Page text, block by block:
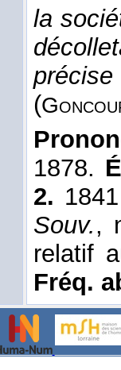
la
(
1878.
2.
Souv.,
relatif
Fréq.